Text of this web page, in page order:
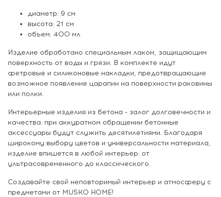
диаметр: 9 см
высота: 21 см
объем: 400 мл
Изделие обработано специальным лаком, защищающим
поверхность от воды и грязи. В комплекте идут
фетровые и силиконовые накладки, предотвращающие
возможное появление царапин на поверхности раковины
или полки.
Интерьерные изделия из бетона - залог долговечности и
качества: при аккуратном обращении бетонные
аксессуары будут служить десятилетиями. Благодаря
широкому выбору цветов и универсальности материала,
изделие впишется в любой интерьер: от
ультрасовременного до классического.
Создавайте свой неповторимый интерьер и атмосферу с
предметами от MUSKO HOME!